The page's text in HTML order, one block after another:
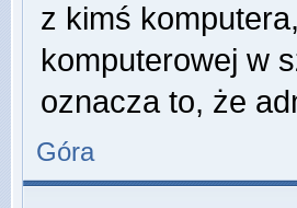
z kimś
komputerowej w
oznacza to, że
Góra